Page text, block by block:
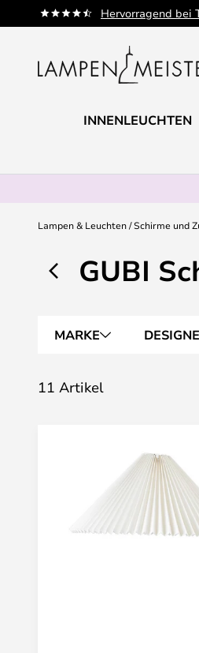
Hervorragend bei
Zum
Inhalt
INNENLEUCHTEN
Lampen & Leuchten Schirme und
GUBI
MARKE
11 Artikel